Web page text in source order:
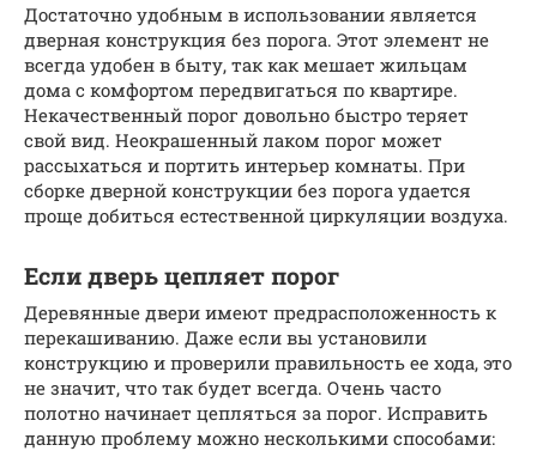
Достаточно удобным в использовании является
дверная конструкция без порога. Этот элемент не
всегда удобен в быту, так как мешает жильцам
дома с комфортом передвигаться по квартире.
Некачественный порог довольно быстро теряет
свой вид. Неокрашенный лаком порог может
рассыхаться и портить интерьер комнаты. При
сборке дверной конструкции без порога удается
проще добиться естественной циркуляции воздуха.
Если дверь цепляет порог
Деревянные двери имеют предрасположенность к
перекашиванию. Даже если вы установили
конструкцию и проверили правильность ее хода, это
не значит, что так будет всегда. Очень часто
полотно начинает цепляться за порог. Исправить
данную проблему можно несколькими способами: